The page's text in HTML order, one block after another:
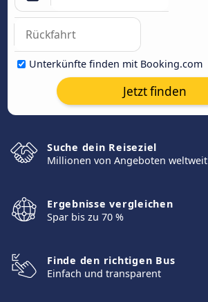
Unterkünfte finden mit Booking.com
Jetzt finden
Suche dein Reiseziel
Millionen von Angeboten weltweit
Ergebnisse vergleichen
Spar bis zu 70 %
Finde den richtigen Bus
Einfach und transparent